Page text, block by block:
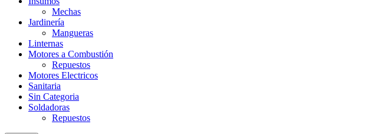
Mechas
Jardinería
Mangueras
Linternas
Motores a Combustión
Repuestos
Motores Electricos
Sanitaria
Sin Categoria
Soldadoras
Repuestos